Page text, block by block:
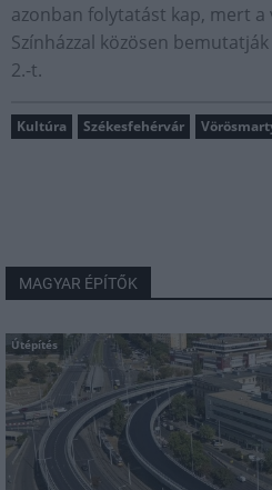
azonban folytatást kap, mert a
Színházzal közösen
2.-t.
Kultúra Székesfehérvár
MAGYAR ÉPÍTŐK
Útépítés